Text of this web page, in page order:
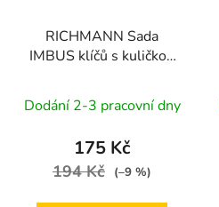
RICHMANN Sada
IMBUS klíčů s kuličkou
mm 9 dílů (P16616/J)
Dodání 2-3 pracovní dny
175 Kč
194 Kč (–9 %)